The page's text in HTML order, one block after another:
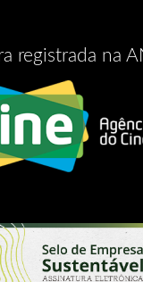
registrada na